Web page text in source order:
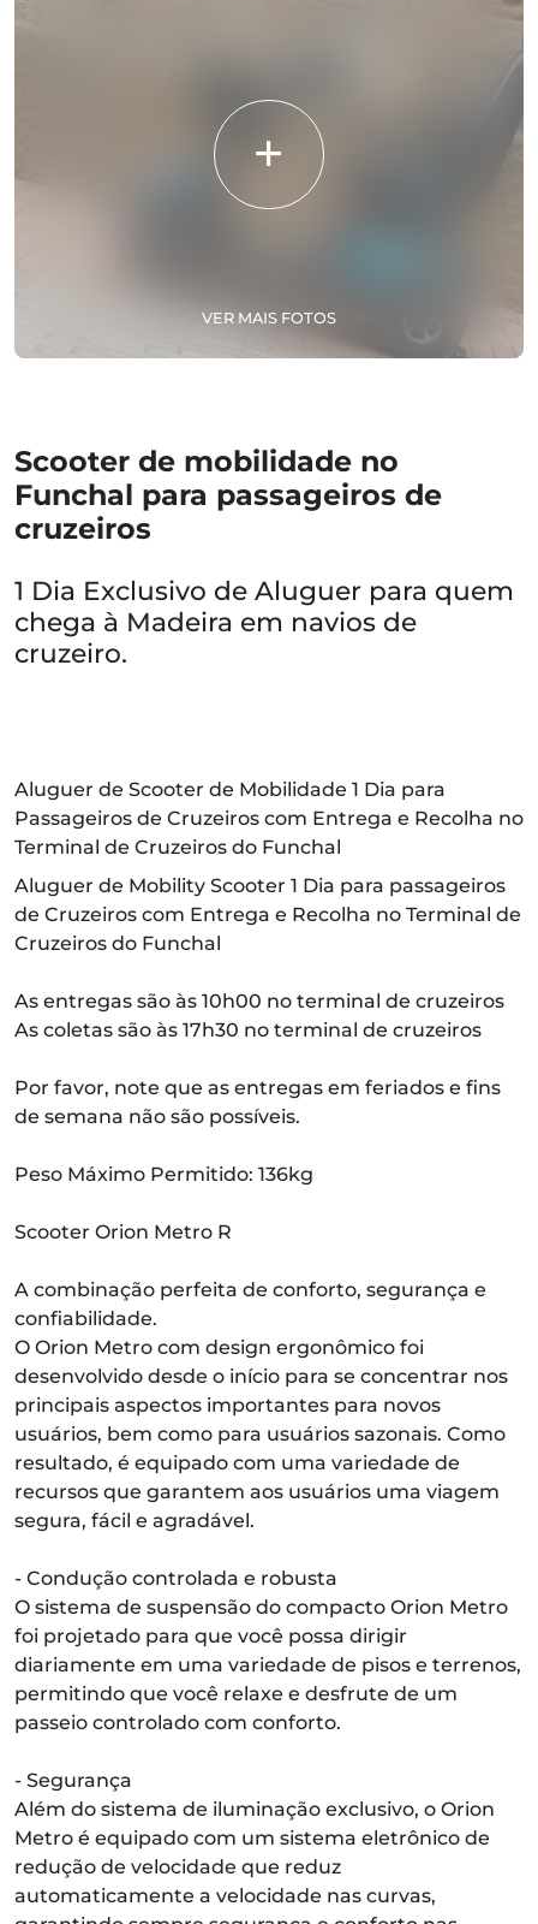
VER MAIS FOTOS
Scooter de mobilidade no
Funchal para passageiros de
cruzeiros
1 Dia Exclusivo de Aluguer para quem
chega à Madeira em navios de
cruzeiro.
Aluguer de Scooter de Mobilidade 1 Dia para
Passageiros de Cruzeiros com Entrega e Recolha no
Terminal de Cruzeiros do Funchal
Aluguer de Mobility Scooter 1 Dia para passageiros
de Cruzeiros com Entrega e Recolha no Terminal de
Cruzeiros do Funchal
As entregas são às 10h00 no terminal de cruzeiros
As coletas são às 17h30 no terminal de cruzeiros
Por favor, note que as entregas em feriados e fins
de semana não são possíveis.
Peso Máximo Permitido: 136kg
Scooter Orion Metro R
A combinação perfeita de conforto, segurança e
confiabilidade.
O Orion Metro com design ergonômico foi
desenvolvido desde o início para se concentrar nos
principais aspectos importantes para novos
usuários, bem como para usuários sazonais. Como
resultado, é equipado com uma variedade de
recursos que garantem aos usuários uma viagem
segura, fácil e agradável.
- Condução controlada e robusta
O sistema de suspensão do compacto Orion Metro
foi projetado para que você possa dirigir
diariamente em uma variedade de pisos e terrenos,
permitindo que você relaxe e desfrute de um
passeio controlado com conforto.
- Segurança
Além do sistema de iluminação exclusivo, o Orion
Metro é equipado com um sistema eletrônico de
redução de velocidade que reduz
automaticamente a velocidade nas curvas,